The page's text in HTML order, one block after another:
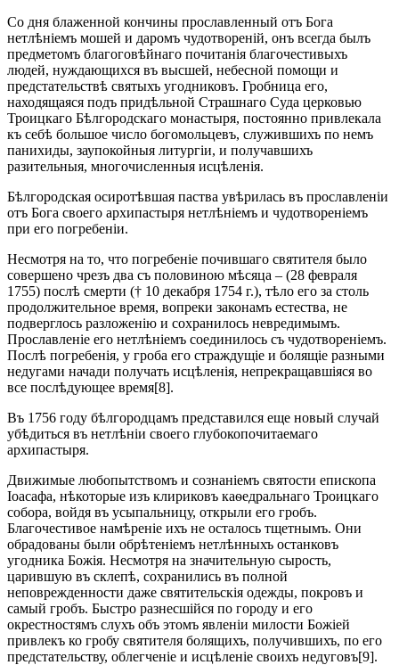
Со дня блаженной кончины прославленный отъ Бога
нетлѣніемъ мошей и даромъ чудотвореній, онъ всегда былъ
предметомъ благоговѣйнаго почитанія благочестивыхъ
людей, нуждающихся въ высшей, небесной помощи и
предстательствѣ святыхъ угодниковъ. Гробница его,
находящаяся подъ придѣльной Страшнаго Суда церковью
Троицкаго Бѣлгородскаго монастыря, постоянно привлекала
къ себѣ большое число богомольцевъ, служившихъ по немъ
панихиды, заупокойныя литургіи, и получавшихъ
разительныя, многочисленныя исцѣленія.
Бѣлгородская осиротѣвшая паства увѣрилась въ прославленіи
отъ Бога своего архипастыря нетлѣніемъ и чудотвореніемъ
при его погребеніи.
Несмотря на то, что погребеніе почившаго святителя было
совершено чрезъ два съ половиною мѣсяца – (28 февраля
1755) послѣ смерти († 10 декабря 1754 г.), тѣло его за столь
продолжительное время, вопреки законамъ естества, не
подверглось разложенію и сохранилось невредимымъ.
Прославленіе его нетлѣніемъ соединилось съ чудотвореніемъ.
Послѣ погребенія, у гроба его страждущіе и болящіе разными
недугами начади получать исцѣленія, непрекращавшіяся во
все послѣдующее время[8].
Въ 1756 году бѣлгородцамъ представился еще новый случай
убѣдиться въ нетлѣніи своего глубокопочитаемаго
архипастыря.
Движимые любопытствомъ и сознаніемъ святости епископа
Іоасафа, нѣкоторые изъ клириковъ каѳедральнаго Троицкаго
собора, войдя въ усыпальницу, открыли его гробъ.
Благочестивое намѣреніе ихъ не осталось тщетнымъ. Они
обрадованы были обрѣтеніемъ нетлѣнныхъ останковъ
угодника Божія. Несмотря на значительную сырость,
царившую въ склепѣ, сохранились въ полной
неповрежденности даже святительскія одежды, покровъ и
самый гробъ. Быстро разнесшійся по городу и его
окрестностямъ слухъ объ этомъ явленіи милости Божіей
привлекъ ко гробу святителя болящихъ, получившихъ, по его
предстательству, облегченіе и исцѣленіе своихъ недуговъ[9].